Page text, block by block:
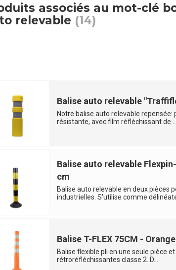
associés au mot-clé
relevable (14)
Balise auto relevable
Notre balise auto relevable repensée:
résistante, avec film réfléchissant de ...
Balise auto relevable
cm
Balise auto relevable en deux pièces
industrielles. S'utilise comme
Balise T-FLEX 75CM - Orange
Balise flexible pli en une seule pièce
rétroréfléchissantes classe 2. D...